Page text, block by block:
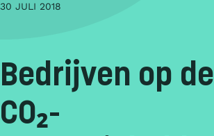
30 JULI 2018
Bedrijven op de
CO₂-